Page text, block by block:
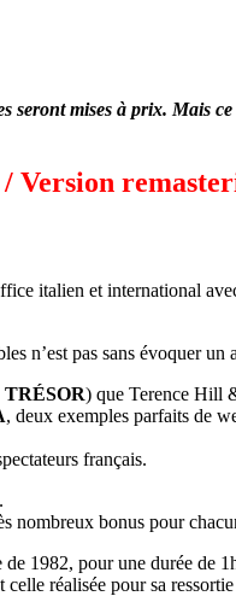
mises à prix. Mais
Version
italien et international
n’est pas sans évoquer
) que Terence Hill
, deux exemples parfaits de
français.
nombreux bonus pour
1982, pour une durée de
réalisée pour sa